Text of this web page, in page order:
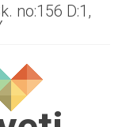
no:156 D:1,